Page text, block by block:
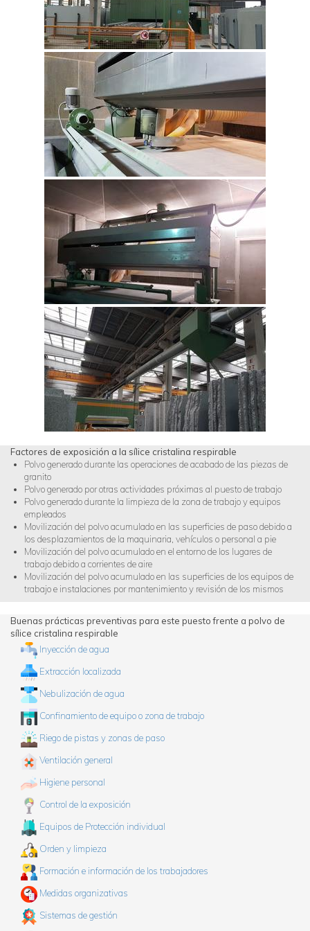
Factores de exposición a la sílice cristalina respirable
Polvo generado durante las operaciones de acabado de las piezas de
granito
Polvo generado por otras actividades próximas al puesto de trabajo
Polvo generado durante la limpieza de la zona de trabajo y equipos
empleados
Movilización del polvo acumulado en las superficies de paso debido a
los desplazamientos de la maquinaria, vehículos o personal a pie
Movilización del polvo acumulado en el entorno de los lugares de
trabajo debido a corrientes de aire
Movilización del polvo acumulado en las superficies de los equipos de
trabajo e instalaciones por mantenimiento y revisión de los mismos
Buenas prácticas preventivas para este puesto frente a polvo de
sílice cristalina respirable
Inyección de agua
Extracción localizada
Nebulización de agua
Confinamiento de equipo o zona de trabajo
Riego de pistas y zonas de paso
Ventilación general
Higiene personal
Control de la exposición
Equipos de Protección individual
Orden y limpieza
Formación e información de los trabajadores
Medidas organizativas
Sistemas de gestión